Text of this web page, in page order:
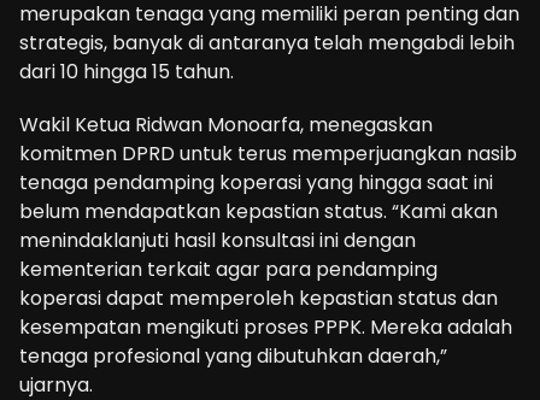
merupakan tenaga yang memiliki peran penting dan
strategis, banyak di antaranya telah mengabdi lebih
dari 10 hingga 15 tahun.
Wakil Ketua Ridwan Monoarfa, menegaskan
komitmen DPRD untuk terus memperjuangkan nasib
tenaga pendamping koperasi yang hingga saat ini
belum mendapatkan kepastian status. “Kami akan
menindaklanjuti hasil konsultasi ini dengan
kementerian terkait agar para pendamping
koperasi dapat memperoleh kepastian status dan
kesempatan mengikuti proses PPPK. Mereka adalah
tenaga profesional yang dibutuhkan daerah,”
ujarnya.